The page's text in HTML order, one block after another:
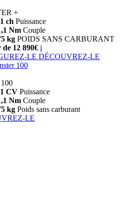
+
ch Puissance
Nm Couple
kg POIDS SANS CARBURANT
12 890€ i
LE DÉCOUVREZ-LE
100
CV Puissance
Nm Couple
kg Poids sans carburant
LE